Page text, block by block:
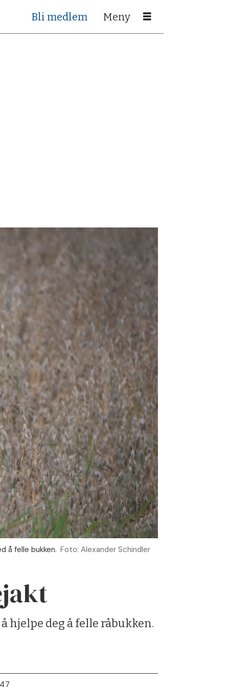
Bli medlem
å felle bukken. Foto: Alexander Schindler
hjelpe deg å felle råbukken.